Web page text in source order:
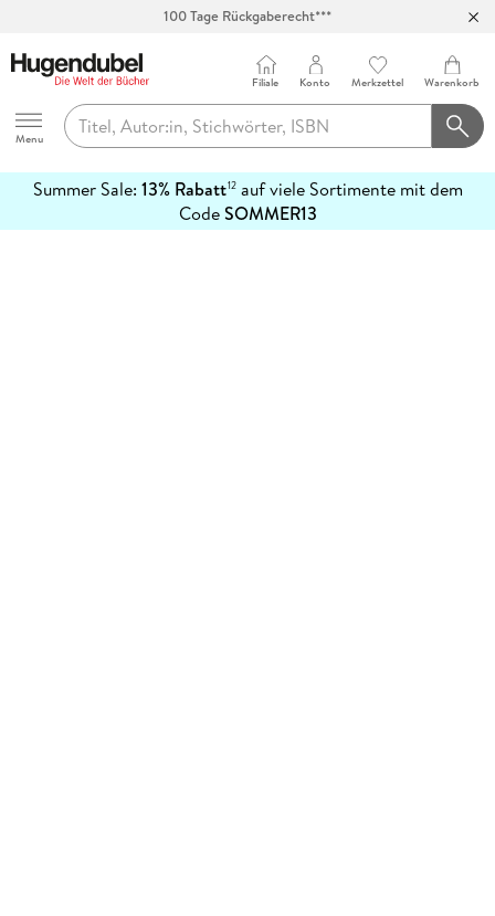
100 Tage Rückgaberecht***
Hugendubel
Menu
Filiale Konto Merkzettel Warenkorb
Summer Sale: 13% Rabatt12auf viele Sortimente mit dem
CodeSOMMER13
erfahren